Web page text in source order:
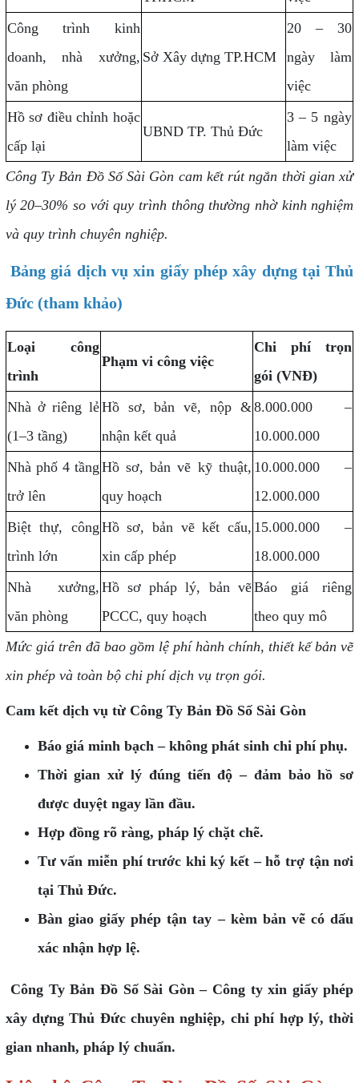
Công trình kinh
doanh, nhà xưởng,
văn phòng
Sở Xây dựng TP.HCM
20 – 30
ngày làm
việc
Hồ sơ điều chỉnh hoặc
cấp lại
UBND TP. Thủ Đức
3 – 5 ngày
làm việc
Công Ty Bản Đồ Số Sài Gòn cam kết rút ngắn thời gian xử
lý 20–30% so với quy trình thông thường nhờ kinh nghiệm
và quy trình chuyên nghiệp.
Bảng giá dịch vụ xin giấy phép xây dựng tại Thủ
Đức (tham khảo)
Loại công
trình
Phạm vi công việc
Chi phí trọn
gói (VNĐ)
Nhà ở riêng lẻ
(1–3 tầng)
Hồ sơ, bản vẽ, nộp &
nhận kết quả
8.000.000 –
10.000.000
Nhà phố 4 tầng
trở lên
Hồ sơ, bản vẽ kỹ thuật,
quy hoạch
10.000.000 –
12.000.000
Biệt thự, công
trình lớn
Hồ sơ, bản vẽ kết cấu,
xin cấp phép
15.000.000 –
18.000.000
Nhà xưởng,
văn phòng
Hồ sơ pháp lý, bản vẽ
PCCC, quy hoạch
Báo giá riêng
theo quy mô
Mức giá trên đã bao gồm lệ phí hành chính, thiết kế bản vẽ
xin phép và toàn bộ chi phí dịch vụ trọn gói.
Cam kết dịch vụ từ Công Ty Bản Đồ Số Sài Gòn
Báo giá minh bạch – không phát sinh chi phí phụ.
Thời gian xử lý đúng tiến độ – đảm bảo hồ sơ
được duyệt ngay lần đầu.
Hợp đồng rõ ràng, pháp lý chặt chẽ.
Tư vấn miễn phí trước khi ký kết – hỗ trợ tận nơi
tại Thủ Đức.
Bàn giao giấy phép tận tay – kèm bản vẽ có dấu
xác nhận hợp lệ.
Công Ty Bản Đồ Số Sài Gòn – Công ty xin giấy phép
xây dựng Thủ Đức chuyên nghiệp, chi phí hợp lý, thời
gian nhanh, pháp lý chuẩn.